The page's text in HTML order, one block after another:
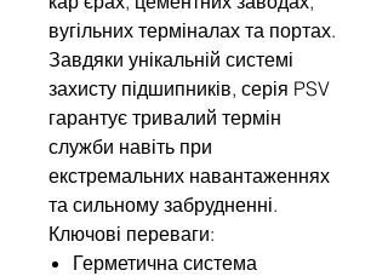
вугільних терміналах та портах.
Завдяки унікальній системі
захисту підшипників, серія PSV
гарантує тривалий термін
служби навіть при
екстремальних навантаженнях
та сильному забрудненні.
Ключові переваги:
Герметична система